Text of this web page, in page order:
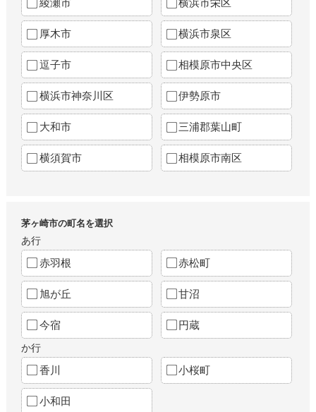
綾瀬市 横浜市栄区
厚木市 横浜市泉区
逗子市 相模原市中央区
横浜市神奈川区 伊勢原市
大和市 三浦郡葉山町
横須賀市 相模原市南区
茅ヶ崎市の町名を選択
あ行
赤羽根 赤松町
旭が丘 甘沼
今宿 円蔵
か行
香川 小桜町
小和田